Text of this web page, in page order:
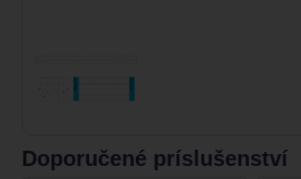
Doporučené príslušenství